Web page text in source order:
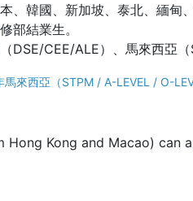
、韓國、新加坡、泰北、緬甸
部結業生。
DSE/CEE/ALE）、馬來西亞
來西亞（STPM / A-LEVEL / O-
Kong and Macao)